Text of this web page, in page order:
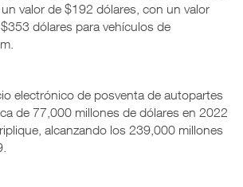
valor de $192 dólares, con un valor
dólares para vehículos de
electrónico de posventa de autopartes
de 77,000 millones de dólares en 2022
alcanzando los 239,000 millones